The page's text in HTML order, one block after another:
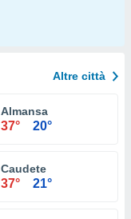
Altre città
Almansa
37° 20°
Caudete
37° 21°